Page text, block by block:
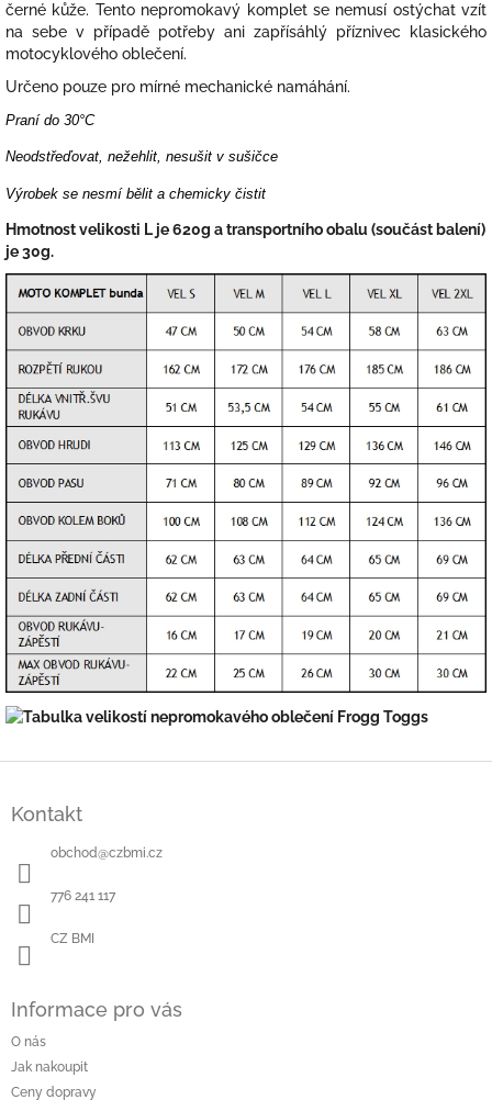
černé kůže. Tento nepromokavý komplet se nemusí ostýchat vzít
na sebe v případě potřeby ani zapřísáhlý příznivec klasického
motocyklového oblečení.
Určeno pouze pro mírné mechanické namáhání.
Praní do 30°C
Neodstřeďovat, nežehlit, nesušit v sušičce
Výrobek se nesmí bělit a chemicky čistit
Hmotnost velikosti L je 620g a transportního obalu (součást balení)
je 30g.
Kontakt
obchod@czbmi.cz
776 241 117
CZ BMI
Informace pro vás
O nás
Jak nakoupit
Ceny dopravy